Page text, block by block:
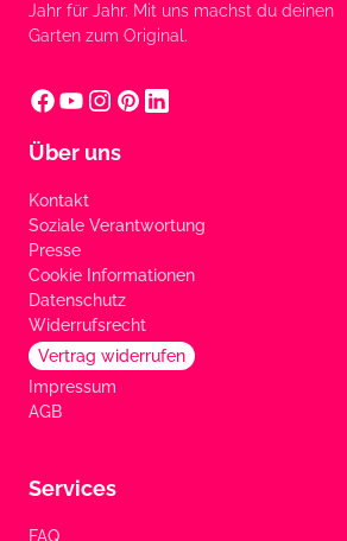
Jahr für Jahr. Mit uns machst du deinen
Garten zum Original.
Über uns
Kontakt
Soziale Verantwortung
Presse
Cookie Informationen
Datenschutz
Widerrufsrecht
Vertrag widerrufen
Impressum
AGB
Services
FAQ